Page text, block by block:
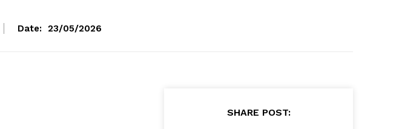
Date: 23/05/2026
SHARE POST: